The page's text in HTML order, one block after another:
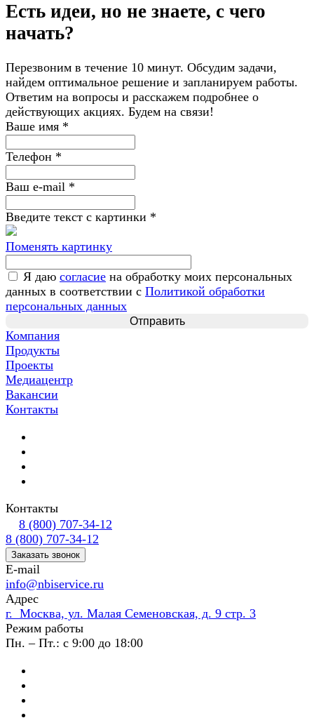
Есть идеи, но не знаете, с чего
начать?
Перезвоним в течение 10 минут. Обсудим задачи,
найдем оптимальное решение и запланируем работы.
Ответим на вопросы и расскажем подробнее о
действующих акциях. Будем на связи!
Ваше имя *
Телефон *
Ваш e-mail *
Введите текст с картинки *
Поменять картинку
Я даю согласие на обработку моих персональных
данных в соответствии с Политикой обработки
персональных данных
Компания
Продукты
Проекты
Медиацентр
Вакансии
Контакты
Контакты
8 (800) 707-34-12
8 (800) 707-34-12
Заказать звонок
E-mail
info@nbiservice.ru
Адрес
г. Москва, ул. Малая Семеновская, д. 9 стр. 3
Режим работы
Пн. – Пт.: с 9:00 до 18:00